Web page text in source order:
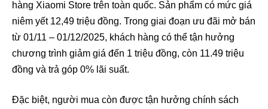
hàng Xiaomi Store trên toàn quốc. Sản phẩm có mức giá
niêm yết 12,49 triệu đồng. Trong giai đoạn ưu đãi mở bán
từ 01/11 – 01/12/2025, khách hàng có thể tận hưởng
chương trình giảm giá đến 1 triệu đồng, còn 11.49 triệu
đồng và trả góp 0% lãi suất.
Đặc biệt, người mua còn được tận hưởng chính sách